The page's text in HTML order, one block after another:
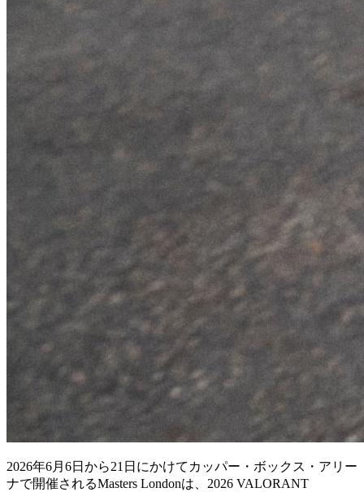
2026年6月6日から21日にかけてカッパー・ボックス・アリー
ナで開催されるMasters Londonは、2026 VALORANT